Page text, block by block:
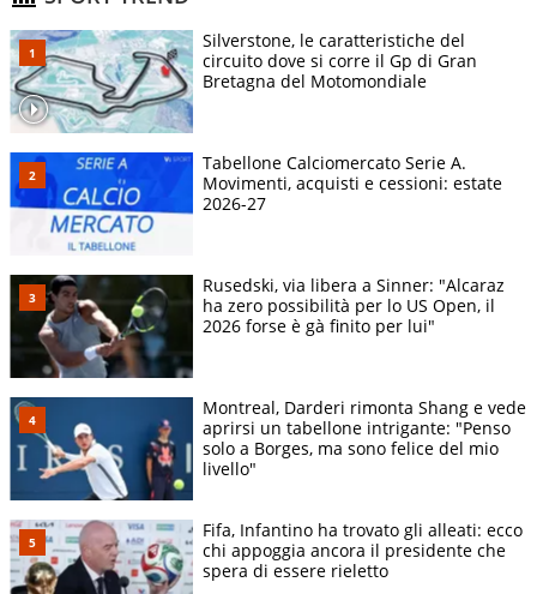
Silverstone, le caratteristiche del
circuito dove si corre il Gp di Gran
Bretagna del Motomondiale
Tabellone Calciomercato Serie A.
Movimenti, acquisti e cessioni: estate
2026-27
Rusedski, via libera a Sinner: "Alcaraz
ha zero possibilità per lo US Open, il
2026 forse è gà finito per lui"
Montreal, Darderi rimonta Shang e vede
aprirsi un tabellone intrigante: "Penso
solo a Borges, ma sono felice del mio
livello"
Fifa, Infantino ha trovato gli alleati: ecco
chi appoggia ancora il presidente che
spera di essere rieletto